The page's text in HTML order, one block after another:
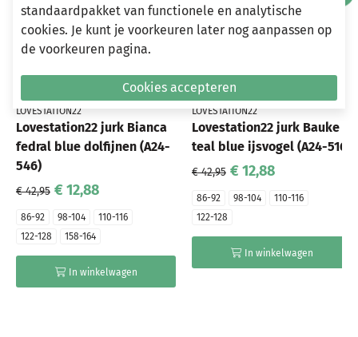
LOVESTATION22
Lovestation22 jurk Bianca
fedral blue dolfijnen (A24-
546)
€ 42,95 € 12,88
86-92 98-104
110-116
122-128
158-164
In winkelwagen
LOVESTATION22
Lovestation22 jurk Bauke
teal blue ijsvogel (A24-516)
€ 42,95 € 12,88
86-92 98-104
110-116
122-128
In winkelwagen
standaardpakket van functionele en analytische
cookies. Je kunt je voorkeuren later nog aanpassen op
de voorkeuren pagina.
Cookies accepteren